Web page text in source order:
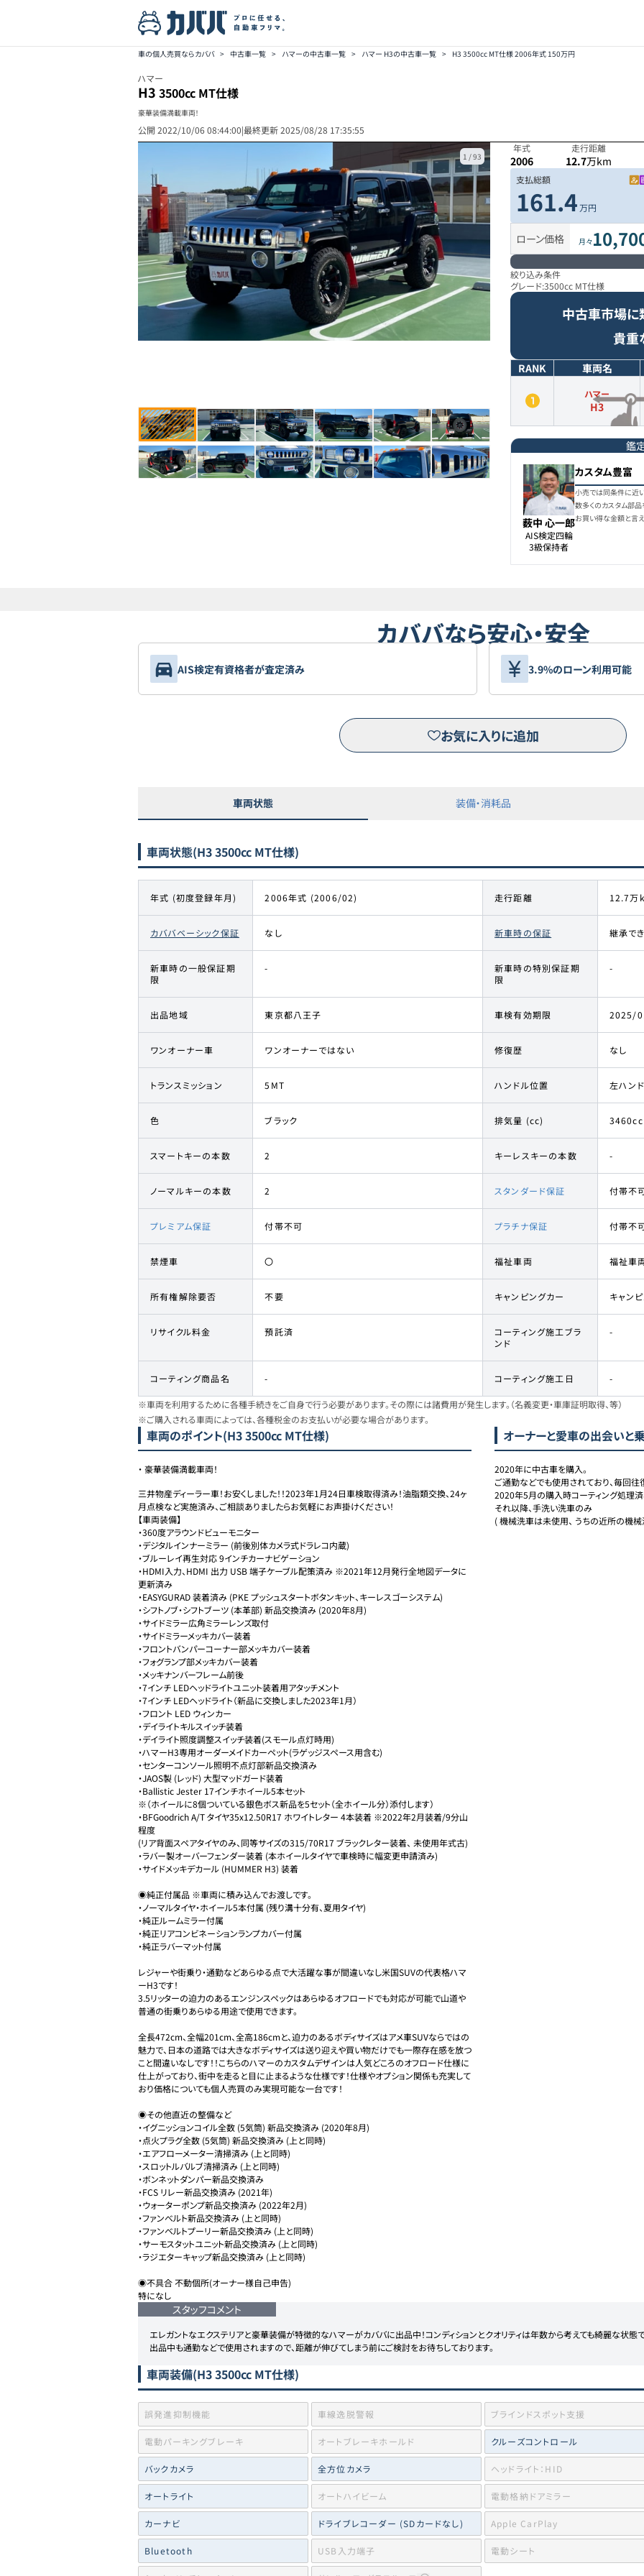
車の個人売買ならカババ > 中古車一覧 > ハマーの中古車一覧 > ハマー H3の中古車一覧 > H3 3500cc MT仕様 2006年式 150万円
ハマー
H3 3500cc MT仕様
豪華装備満載車両！
公開 2022/10/06 08:44:00|最終更新2025/08/28 17:35:55
1 /93
年式
2006
走行距離
12.7万km
支払総額
161.4万円
ローン価格 月々
絞り込み条件
グレード:3500cc MT仕様
中古車市場に
貴重
RANK 車両名
ハマー
H3
鑑
薮中 心一郎
AIS検定四輪
3級保持者
カスタム豊富
小売では同条件に近
数多くのカスタム部
お買い得な金額と言え
カババなら安心・安全
AIS検定有資格者が査定済み 3.9%のローン利用可能
お気に入りに追加
車両状態 装備・消耗品
車両状態(H3 3500cc MT仕様)
年式 (初度登録年月) 2006年式 (2006/02) 走行距離 12.7万
カババベーシック保証 なし 新車時の保証 継承で
新車時の一般保証期
限
-
新車時の特別保証期
限
-
出品地域 東京都八王子 車検有効期限 2025/
ワンオーナー車 ワンオーナーではない 修復歴 なし
トランスミッション 5MT ハンドル位置 左ハン
色 ブラック 排気量 (cc) 3460cc
スマートキーの本数 2 キーレスキーの本数 -
ノーマルキーの本数 2 スタンダード保証 付帯不
プレミアム保証 付帯不可 プラチナ保証 付帯不
禁煙車 〇 福祉車両 福祉車
所有権解除要否 不要 キャンピングカー キャン
リサイクル料金 預託済
コーティング施工ブラ
ンド
-
コーティング商品名 - コーティング施工日 -
※車両を利用するために各種手続きをご自身で行う必要があります。その際には諸費用が発生します。（名義変更・車庫証明取得、等）
※ご購入される車両によっては、各種税金のお支払いが必要な場合があります。
車両のポイント(H3 3500cc MT仕様)
・ 豪華装備満載車両！
三井物産ディーラー車！お安くしました！！2023年1月24日車検取得済み！油脂類交換、24ヶ
月点検など実施済み、ご相談ありましたらお気軽にお声掛けください！
【車両装備】
・360度アラウンドビューモニター
・デジタルインナーミラー (前後別体カメラ式ドラレコ内蔵)
・ブルーレイ再生対応 9インチカーナビゲーション
・HDMI入力、HDMI 出力 USB 端子ケーブル配策済み ※2021年12月発行全地図データに
更新済み
・EASYGURAD 装着済み (PKE プッシュスタートボタンキット、キーレスゴーシステム)
・シフトノブ・シフトブーツ (本革部) 新品交換済み (2020年8月)
・サイドミラー広角ミラーレンズ取付
・サイドミラーメッキカバー装着
・フロントバンパーコーナー部メッキカバー装着
・フォグランプ部メッキカバー装着
・メッキナンバーフレーム前後
・7インチ LEDヘッドライトユニット装着用アタッチメント
・7インチ LEDヘッドライト（新品に交換しました2023年1月）
・フロント LED ウィンカー
・デイライトキルスイッチ装着
・デイライト照度調整スイッチ装着(スモール点灯時用)
・ハマーH3専用オーダーメイドカーペット(ラゲッジスペース用含む)
・センターコンソール照明不点灯部新品交換済み
・JAOS製 (レッド) 大型マッドガード装着
・Ballistic Jester 17インチホイール5本セット
※（ホイールに8個ついている銀色ボス新品を5セット（全ホイール分）添付します）
・BFGoodrich A/T タイヤ35x12.50R17 ホワイトレター 4本装着 ※2022年2月装着/9分山
程度
(リア背面スペアタイヤのみ、同等サイズの315/70R17 ブラックレター装着、 未使用年式古)
・ラバー製オーバーフェンダー装着 (本ホイールタイヤで車検時に幅変更申請済み)
・サイドメッキデカール (HUMMER H3) 装着
◉純正付属品 ※車両に積み込んでお渡しです。
・ノーマルタイヤ・ホイール5本付属 (残り溝十分有、夏用タイヤ)
・純正ルームミラー付属
・純正リアコンビネーションランプカバー付属
・純正ラバーマット付属
レジャーや街乗り・通勤などあらゆる点で大活躍な事が間違いなし米国SUVの代表格ハマ
ーH3です！
3.5リッターの迫力のあるエンジンスペックはあらゆるオフロードでも対応が可能で山道や
普通の街乗りあらゆる用途で使用できます。
全長472cm、全幅201cm、全高186cmと、迫力のあるボディサイズはアメ車SUVならではの
魅力で、日本の道路では大きなボディサイズは送り迎えや買い物だけでも一際存在感を放つ
こと間違いなしです！！こちらのハマーのカスタムデザインは人気どころのオフロード仕様に
仕上がっており、街中を走ると目に止まるような仕様です！仕様やオプション関係も充実して
おり価格についても個人売買のみ実現可能な一台です！
◉その他直近の整備など
・イグニッションコイル全数 (5気筒) 新品交換済み (2020年8月)
・点火プラグ全数 (5気筒) 新品交換済み (上と同時)
・エアフローメーター清掃済み (上と同時)
・スロットルバルブ清掃済み (上と同時)
・ボンネットダンパー新品交換済み
・FCS リレー新品交換済み (2021年)
・ウォーターポンプ新品交換済み (2022年2月)
・ファンべルト新品交換済み (上と同時)
・ファンベルトプーリー新品交換済み (上と同時)
・サーモスタットユニット新品交換済み (上と同時)
・ラジエターキャップ新品交換済み (上と同時)
◉不具合 不動個所(オーナー様自己申告)
特になし
オーナーと愛車の出会いと
2020年に中古車を購入。
ご通勤などでも使用されており、毎回往
2020年5月の購入時コーティング処理
それ以降、手洗い洗車のみ
( 機械洗車は未使用、 うちの近所の機
スタッフコメント
エレガントなエクステリアと豪華装備が特徴的なハマーがカババに出品中！コンディションとクオリティは年数から考えても綺麗な状態
出品中も通勤などで使用されますので、距離が伸びてしまう前にご検討をお待ちしております。
車両装備(H3 3500cc MT仕様)
誤発進抑制機能 車線逸脱警報 ブラインドスポット支援
電動パーキングブレーキ オートブレーキホールド クルーズコントロール
バックカメラ 全方位カメラ ヘッドライト：HID
オートライト オートハイビーム 電動格納ドアミラー
カーナビ ドライブレコーダー (SDカードなし) Apple CarPlay
Bluetooth USB入力端子 電動シート